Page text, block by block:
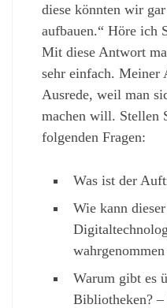
diese könnten wir
aufbauen.“ Höre ich
Mit diese Antwort
sehr einfach. Meiner
Ausrede, weil man
machen will. Stellen
folgenden Fragen:
Was ist der
Wie kann
Warum gibt es
Bibliotheken?